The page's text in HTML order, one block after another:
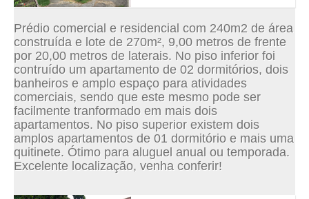
Prédio comercial e residencial com 240m2 de área
construída e lote de 270m², 9,00 metros de frente
por 20,00 metros de laterais. No piso inferior foi
contruído um apartamento de 02 dormitórios, dois
banheiros e amplo espaço para atividades
comerciais, sendo que este mesmo pode ser
facilmente tranformado em mais dois
apartamentos. No piso superior existem dois
amplos apartamentos de 01 dormitório e mais uma
quitinete. Ótimo para aluguel anual ou temporada.
Excelente localização, venha conferir!